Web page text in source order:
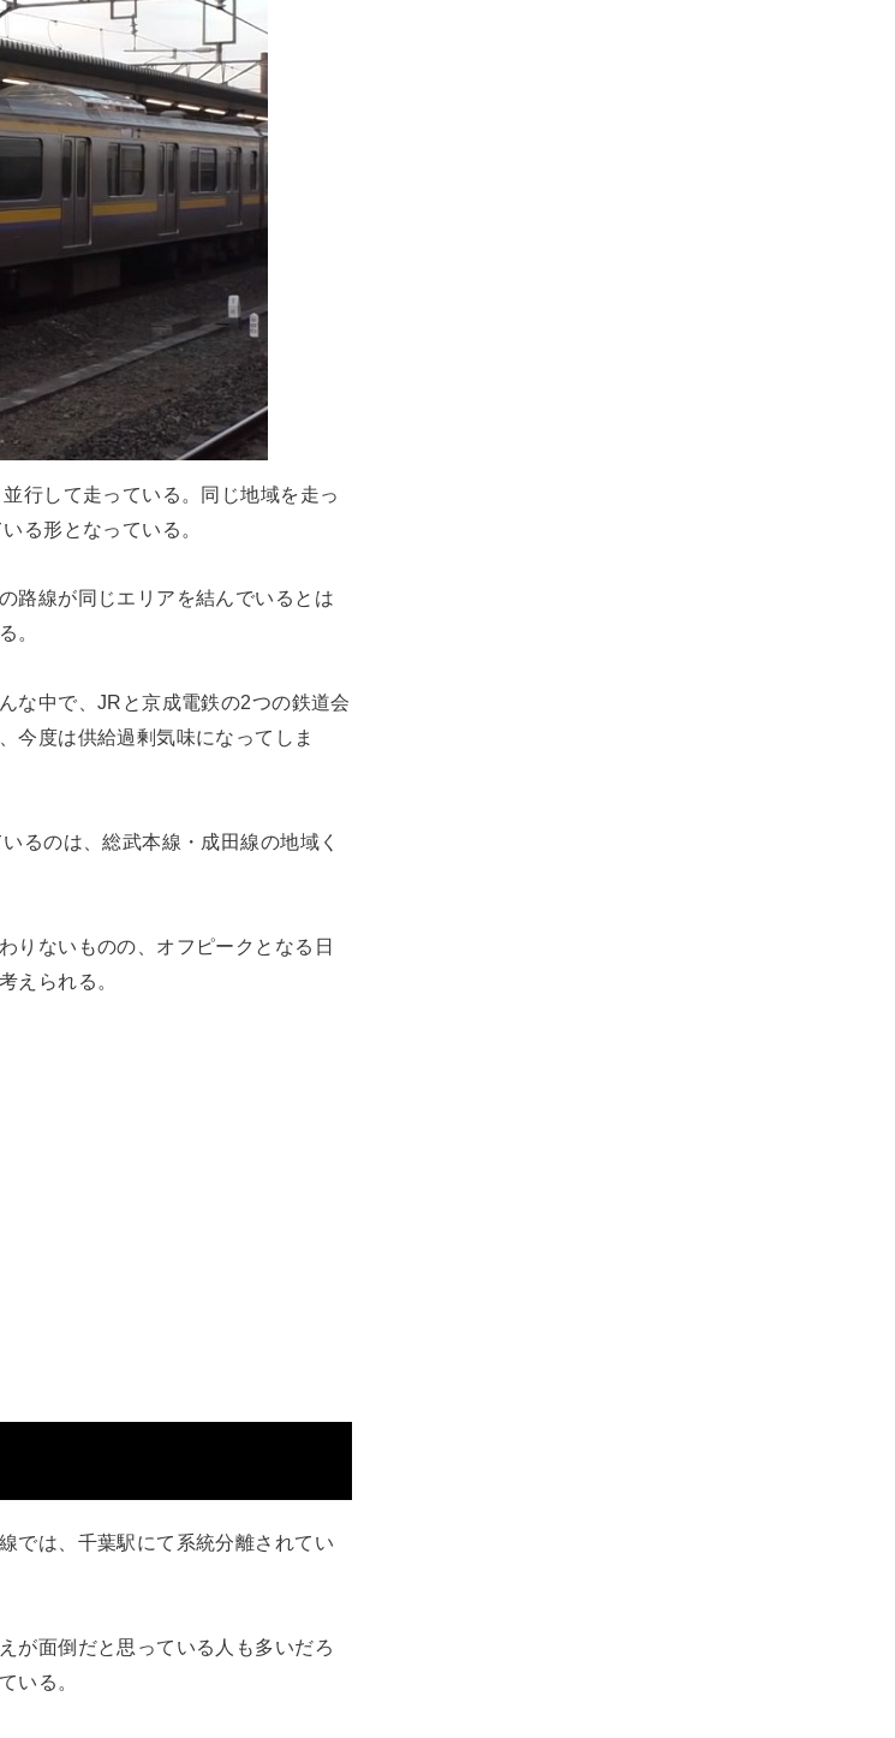
行して走っている。同じ地域を走っ
る形となっている。
路線が同じエリアを結んでいるとは
。
な中で、JRと京成電鉄の2つの鉄道会
今度は供給過剰気味になってしま
るのは、総武本線・成田線の地域く
りないものの、オフピークとなる日
えられる。
では、千葉駅にて系統分離されてい
が面倒だと思っている人も多いだろ
いる。